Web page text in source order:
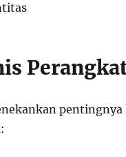
pentingnya